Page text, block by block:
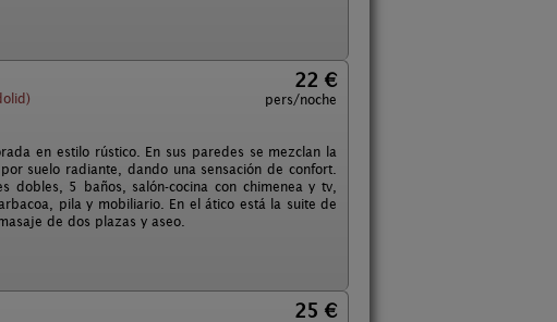
22 €
pers/noche
en estilo rústico. En sus paredes se mezclan la
suelo radiante, dando una sensación de confort.
5 baños, salón-cocina con chimenea y tv,
pila y mobiliario. En el ático está la suite de
de dos plazas y aseo.
25 €